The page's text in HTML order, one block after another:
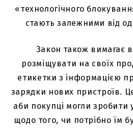
«технологічного
стають залежними від
Закон також вимагає
розміщувати на своїх
етикетки з інформацією
зарядки нових пристроїв.
аби покупці могли зробити
щодо того, чи потрібно їм